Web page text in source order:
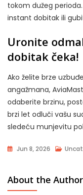
tokom dužeg
instant dobitak ili
Uronite
dobitak čeka!
Ako želite brze
angažmana,
odaberite brzinu,
brzi let odluči vašu
sledeću munjevitu
Jun 8, 2026
About the Author